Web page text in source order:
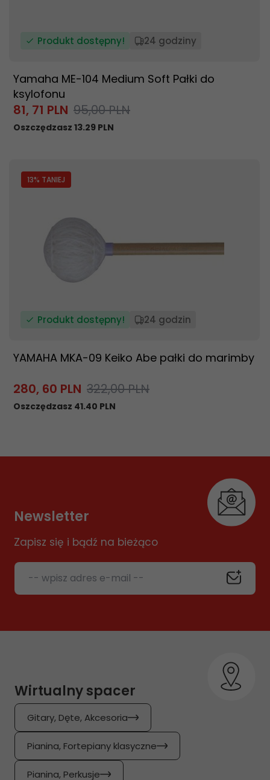
Produkt dostępny! 24 godziny
Yamaha ME-104 Medium Soft Pałki do
ksylofonu
81, 71 PLN 95,00 PLN
Oszczędzasz 13.29 PLN
13% TANIEJ
Produkt dostępny! 24 godzin
YAMAHA MKA-09 Keiko Abe pałki do marimby
280, 60 PLN 322,00 PLN
Oszczędzasz 41.40 PLN
Newsletter
Zapisz się i bądź na bieżąco
-- wpisz adres e-mail --
Wirtualny spacer
Gitary, Dęte, Akcesoria
Pianina, Fortepiany klasyczne
Pianina, Perkusje